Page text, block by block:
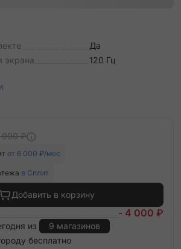
Да
экрана
120 Гц
990 ₽
от 6 000 ₽/мес
в Сплит
Добавить в корзину
- 4 000 ₽
из
9 магазинов
бесплатно